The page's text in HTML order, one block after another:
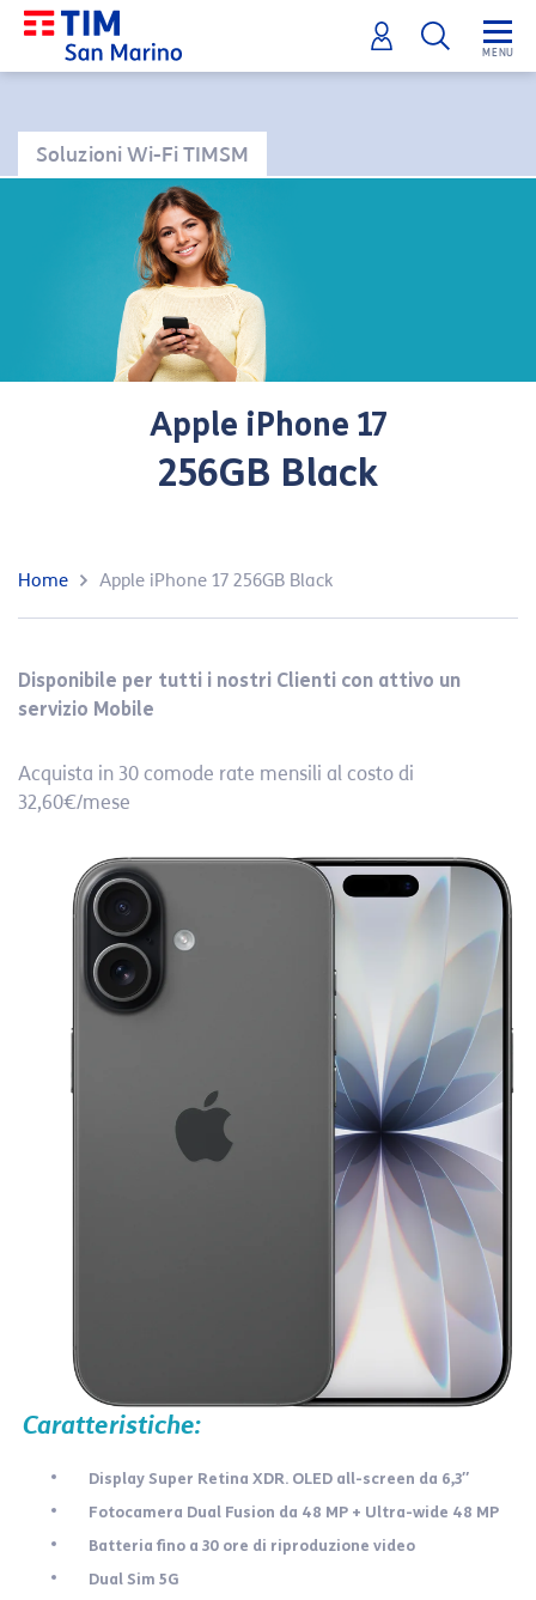
Soluzioni Wi-Fi TIMSM
Apple iPhone 17
256GB Black
Home Apple iPhone 17 256GB Black
Disponibile per tutti i nostri Clienti con attivo un
servizio Mobile
Acquista in 30 comode rate mensili al costo di
32,60€/mese
Caratteristiche:
Display Super Retina XDR. OLED all-screen da 6,3″
Fotocamera Dual Fusion da 48 MP + Ultra-wide 48 MP
Batteria fino a 30 ore di riproduzione video
Dual Sim 5G